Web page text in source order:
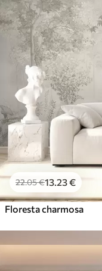
22.05€13 .23€
Floresta charmosa